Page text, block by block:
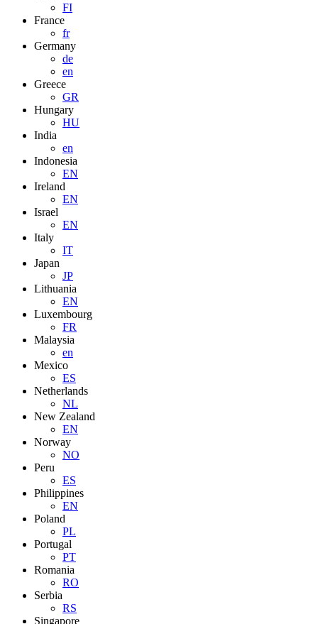
FI
France
fr
Germany
de
en
Greece
GR
Hungary
HU
India
en
Indonesia
EN
Ireland
EN
Israel
EN
Italy
IT
Japan
JP
Lithuania
EN
Luxembourg
FR
Malaysia
en
Mexico
ES
Netherlands
NL
New Zealand
EN
Norway
NO
Peru
ES
Philippines
EN
Poland
PL
Portugal
PT
Romania
RO
Serbia
RS
Singapore